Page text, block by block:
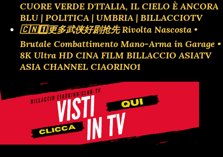
CUORE VERDE D'ITALIA, IL CIELO È ANCORA
BLU | POLITICA | UMBRIA | BILLACCIOTV
🇨🇳1️⃣更多武侠好剧抢先 Rivolta Nascosta •
Brutale Combattimento Mano-Arma in Garage •
8K Ultra HD CINA FILM BILLACCIO ASIATV
ASIA CHANNEL CIAORINO1